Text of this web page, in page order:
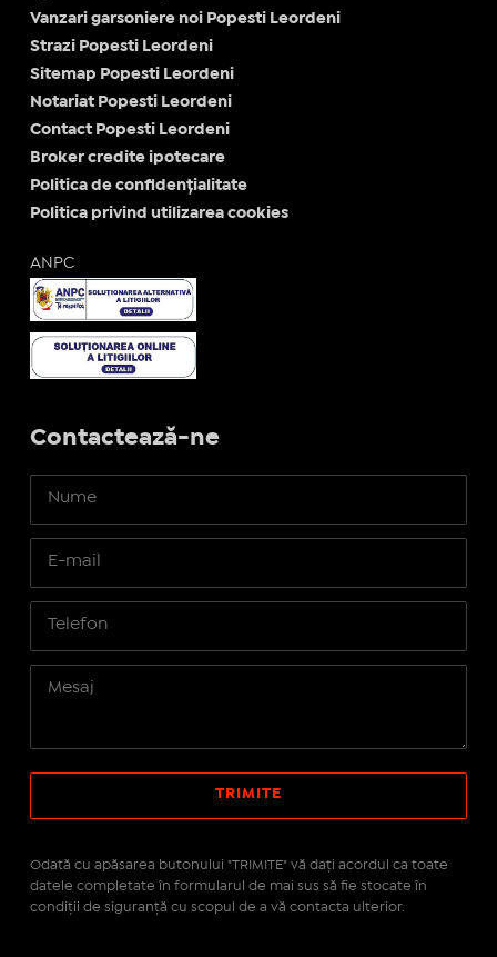
Vanzari garsoniere noi Popesti Leordeni
Strazi Popesti Leordeni
Sitemap Popesti Leordeni
Notariat Popesti Leordeni
Contact Popesti Leordeni
Broker credite ipotecare
Politica de confidențialitate
Politica privind utilizarea cookies
ANPC
Contactează-ne
Odată cu apăsarea butonului "TRIMITE" vă daţi acordul ca toate
datele completate în formularul de mai sus să fie stocate în
condiţii de siguranţă cu scopul de a vă contacta ulterior.